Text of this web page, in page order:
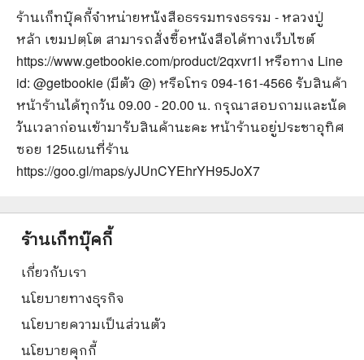
ร้านเก็ทบุ๊คกี้จำหน่ายหนังสือธรรมทรงธรรม - หลวงปู่
หล้า เขมปตฺโต สามารถสั่งซื้อหนังสือได้ทางเว็บไซต์
https://www.getbookie.com/product/2qxvr1l หรือทาง Line
id: @getbookie (มีตัว @) หรือโทร 094-161-4566 รับสินค้า
หน้าร้านได้ทุกวัน 09.00 - 20.00 น. กรุณาสอบถามและนัด
วันเวลาก่อนเข้ามารับสินค้านะคะ หน้าร้านอยู่ประชาอุทิศ
ซอย 125แผนที่ร้าน
https://goo.gl/maps/yJUnCYEhrYH95JoX7
ร้านเก็ทบุ๊คกี้
เกี่ยวกับเรา
นโยบายทางธุรกิจ
นโยบายความเป็นส่วนตัว
นโยบายคุกกี้